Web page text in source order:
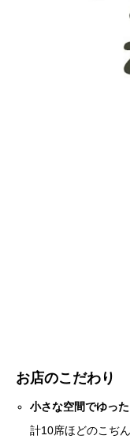
お店のこだわり
小さな空間でゆっ
計10席ほどのこぢ